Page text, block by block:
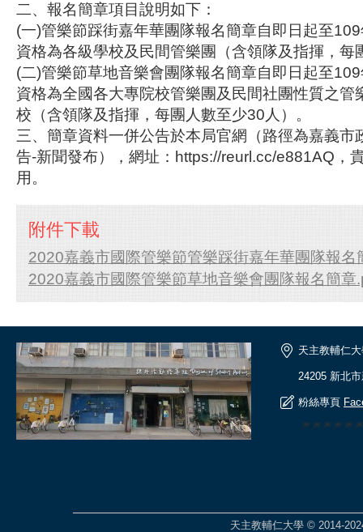
二、報名簡章項目說明如下：
(一)管樂節踩街嘉年華團隊報名簡章自即日起至
資格為各級學校及民間管樂團（含領隊及指揮，每
(二)管樂節草地音樂會團隊報名簡章自即日起至
資格為全國各大專院校管樂團及民間社團性質之管
校（含領隊及指揮，每團人數至少30人）。
三、簡章資料一併公告於本局官網（路徑為嘉義市
告-新聞發布），網址：https://reurl.cc/e881AQ，
用。
附件下載
2020嘉義市國際管樂節管樂踩街嘉年華團隊報名
2020嘉義市國際管樂節草地音樂會團隊報名簡章
天主教輔仁
24205 新北
粉絲專頁
天主教輔仁大學 © 2014-